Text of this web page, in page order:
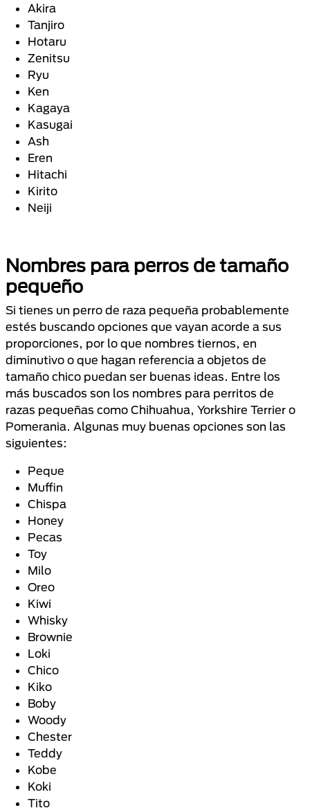
Akira
Tanjiro
Hotaru
Zenitsu
Ryu
Ken
Kagaya
Kasugai
Ash
Eren
Hitachi
Kirito
Neiji
Nombres para perros de tamaño
pequeño
Si tienes un perro de raza pequeña probablemente
estés buscando opciones que vayan acorde a sus
proporciones, por lo que nombres tiernos, en
diminutivo o que hagan referencia a objetos de
tamaño chico puedan ser buenas ideas. Entre los
más buscados son los nombres para perritos de
razas pequeñas como Chihuahua, Yorkshire Terrier o
Pomerania. Algunas muy buenas opciones son las
siguientes:
Peque
Muffin
Chispa
Honey
Pecas
Toy
Milo
Oreo
Kiwi
Whisky
Brownie
Loki
Chico
Kiko
Boby
Woody
Chester
Teddy
Kobe
Koki
Tito